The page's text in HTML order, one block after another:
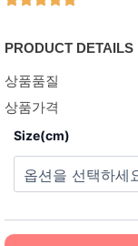
PRODUCT DETAILS
상품품질
상품가격
Size(cm)